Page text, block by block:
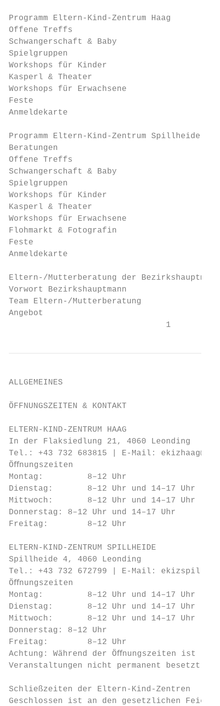
Programm Eltern-Kind-Zentrum Haag
Offene Treffs
Schwangerschaft & Baby
Spielgruppen
Workshops für Kinder
Kasperl & Theater
Workshops für Erwachsene
Feste
Anmeldekarte
Programm Eltern-Kind-Zentrum Spillheide
Beratungen
Offene Treffs
Schwangerschaft & Baby
Spielgruppen
Workshops für Kinder
Kasperl & Theater
Workshops für Erwachsene
Flohmarkt & Fotografin
Feste
Anmeldekarte
Eltern-/Mutterberatung der
Vorwort Bezirkshauptmann
Team Eltern-/Mutterberatung
Angebot
                                1
ALLGEMEINES
ÖFFNUNGSZEITEN & KONTAKT
ELTERN-KIND-ZENTRUM HAAG
In der Flaksiedlung 21, 4060 Leonding
Tel.: +43 732 683815 | E-Mail:
Öﬀnungszeiten
Montag:         8–12 Uhr
Dienstag:       8–12 Uhr und 14–17 Uhr
Mittwoch:       8–12 Uhr und 14–17 Uhr
Donnerstag: 8–12 Uhr und 14–17 Uhr
Freitag:        8–12 Uhr
ELTERN-KIND-ZENTRUM SPILLHEIDE
Spillheide 4, 4060 Leonding
Tel.: +43 732 672799 | E-Mail:
Öﬀnungszeiten
Montag:         8–12 Uhr und 14–17 Uhr
Dienstag:       8–12 Uhr und 14–17 Uhr
Mittwoch:       8–12 Uhr und 14–17 Uhr
Donnerstag: 8–12 Uhr
Freitag:        8–12 Uhr
Achtung: Während der Öﬀnungszeiten ist
Veranstaltungen nicht permanent besetzt.
Schließzeiten der Eltern-Kind-Zentren
Geschlossen ist an den gesetzlichen